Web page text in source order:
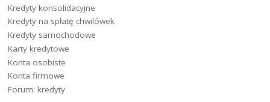
Kredyty konsolidacyjne
Kredyty na spłatę chwilówek
Kredyty samochodowe
Karty kredytowe
Konta osobiste
Konta firmowe
Forum: kredyty